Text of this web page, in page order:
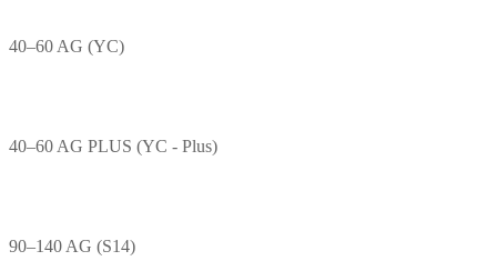
40–60 AG (YC)
40–60 AG PLUS (YC - Plus)
90–140 AG (S14)